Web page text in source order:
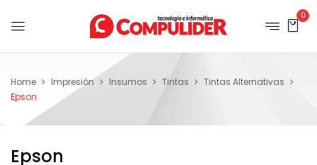
0
Home Impresión Insumos Tintas
Tintas Alternativas
Epson
Epson